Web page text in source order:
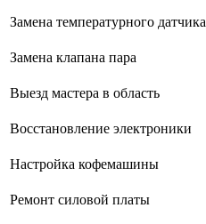
Замена температурного датчика
Замена клапана пара
Выезд мастера в область
Восстановление электроники
Настройка кофемашины
Ремонт силовой платы